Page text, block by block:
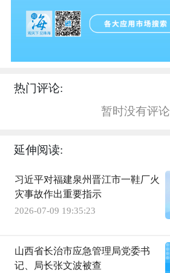
热门评论:
暂时没有评论
延伸阅读:
习近平对福建泉州晋江市一鞋厂火
灾事故作出重要指示
2026-07-09 19:35:23
山西省长治市应急管理局党委书
记、局长张文波被查